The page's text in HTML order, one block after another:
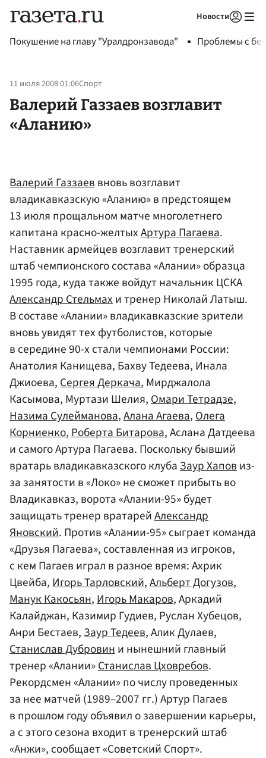
Новости
Покушение на главу "Уралдронзавода" Проблемы с
11 июля 2008 01:06Спорт
Валерий Газзаев возглавит
«Аланию»
Валерий Газзаеввновь возглавит
владикавказскую «Аланию» в предстоящем
13 июля прощальном матче многолетнего
капитана красно-желтыхАртура Пагаева.
Наставник армейцев возглавит тренерский
штаб чемпионского состава «Алании» образца
1995 года, куда также войдут начальник ЦСКА
Александр Стельмахи тренер Николай Латыш.
В составе «Алании» владикавказские зрители
вновь увидят тех футболистов, которые
в середине 90-х стали чемпионами России:
Анатолия Канищева, Бахву Тедеева, Инала
Джиоева,Сергея Деркача, Мирджалола
Касымова, Муртази Шелия,Омари Тетрадзе,
Назима Сулейманова,Алана Агаева,Олега
Корниенко,Роберта Битарова, Аслана Датдеева
и самого Артура Пагаева. Поскольку бывший
вратарь владикавказского клубаЗаур Хаповиз-
за занятости в «Локо» не сможет прибыть во
Владикавказ, ворота «Алании-95» будет
защищать тренер вратарейАлександр
Яновский. Против «Алании-95» сыграет команда
«Друзья Пагаева», составленная из игроков,
с кем Пагаев играл в разное время: Ахрик
Цвейба,Игорь Тарловский,Альберт Догузов,
Манук Какосьян,Игорь Макаров, Аркадий
Калайджан, Казимир Гудиев, Руслан Хубецов,
Анри Бестаев,Заур Тедеев, Алик Дулаев,
Станислав Дубровини нынешний главный
тренер «Алании»Станислав Цховребов.
Рекордсмен «Алании» по числу проведенных
за нее матчей (1989–2007 гг.) Артур Пагаев
в прошлом году объявил о завершении карьеры,
а с этого сезона входит в тренерский штаб
«Анжи», сообщает «Советский Спорт».